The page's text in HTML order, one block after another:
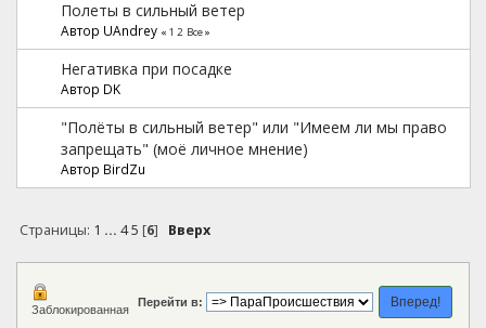
Полеты в сильный ветер
Автор UAndrey « 1 2 Все»
Негативка при посадке
Автор DK
"Полёты в сильный ветер" или "Имеем ли мы право
запрещать" (моё личное мнение)
Автор BirdZu
Страницы: 1 ... 4 5 [6] Вверх
Перейти в:
Заблокированная